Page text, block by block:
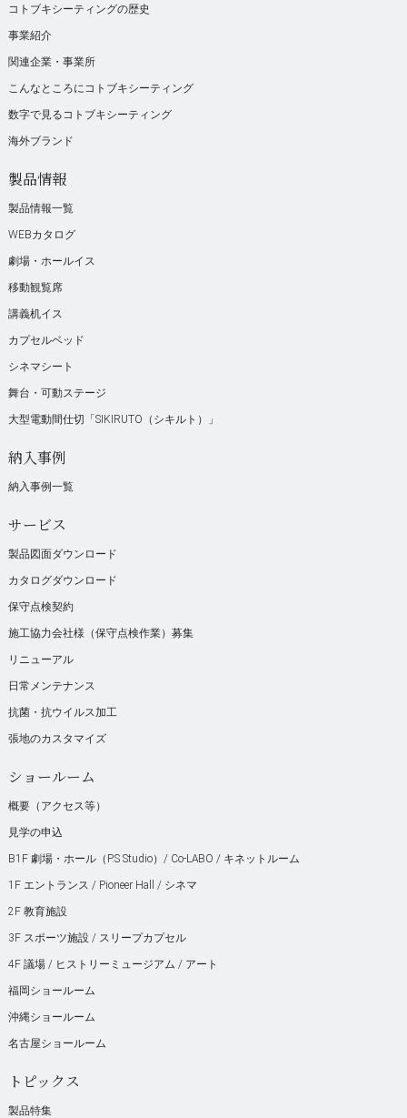
コトブキシーティングの歴史
事業紹介
関連企業・事業所
こんなところにコトブキシーティング
数字で見るコトブキシーティング
海外ブランド
製品情報
製品情報一覧
WEBカタログ
劇場・ホールイス
移動観覧席
講義机イス
カプセルベッド
シネマシート
舞台・可動ステージ
大型電動間仕切「SIKIRUTO（シキルト）」
納入事例
納入事例一覧
サービス
製品図面ダウンロード
カタログダウンロード
保守点検契約
施工協力会社様（保守点検作業）募集
リニューアル
日常メンテナンス
抗菌・抗ウイルス加工
張地のカスタマイズ
ショールーム
概要（アクセス等）
見学の申込
B1F 劇場・ホール（P.S Studio）/ Co-LABO / キネットルーム
1F エントランス / Pioneer Hall / シネマ
2F 教育施設
3F スポーツ施設 / スリープカプセル
4F 議場 / ヒストリーミュージアム / アート
福岡ショールーム
沖縄ショールーム
名古屋ショールーム
トピックス
製品特集